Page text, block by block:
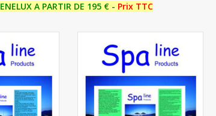
A PARTIR DE 195 € - Prix TTC
PANIER
AJOUTER AU PANIER